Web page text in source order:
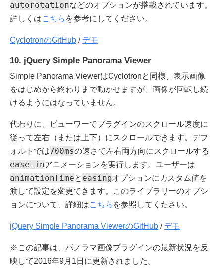
autorotationなどのオプションが搭載されています。
詳しくはこちら を参考にしてください。
CyclotronのGitHub / デモ
10. jQuery Simple Panorama Viewer
Simple Panorama ViewerはCyclotronと同様、表示画像
をはじめから終わりまで動かせますが、画像が回転し続
けるようにはなっていません。
代わりに、ビューワーでプラグインのスクロール速度に
従って左右（または上下）にスクロールできます。デフ
ォルトでは700msの速さで左右両方向にスクロールする
ease-inアニメーションを実行します。ユーザーは
animationTimeと easingオプションにカスタム値を
渡して設定を変更できます。このライブラリーのオプシ
ョンについて、詳細はこちら を参照してください。
jQuery Simple Panorama ViewerのGitHub / デモ
※この記事は、パノラマ画像プラグインの最新状況を反
映して2016年9月1日に更新されました。